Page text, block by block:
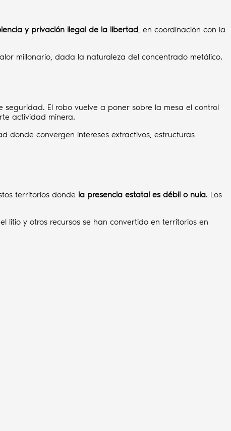
y privación ilegal de la libertad, en coordinación con la
millonario, dada la naturaleza del concentrado metálico.
El robo vuelve a poner sobre la mesa el control
actividad minera.
donde convergen intereses extractivos, estructuras
territorios donde la presencia estatal es débil o nula. Los
litio y otros recursos se han convertido en territorios en